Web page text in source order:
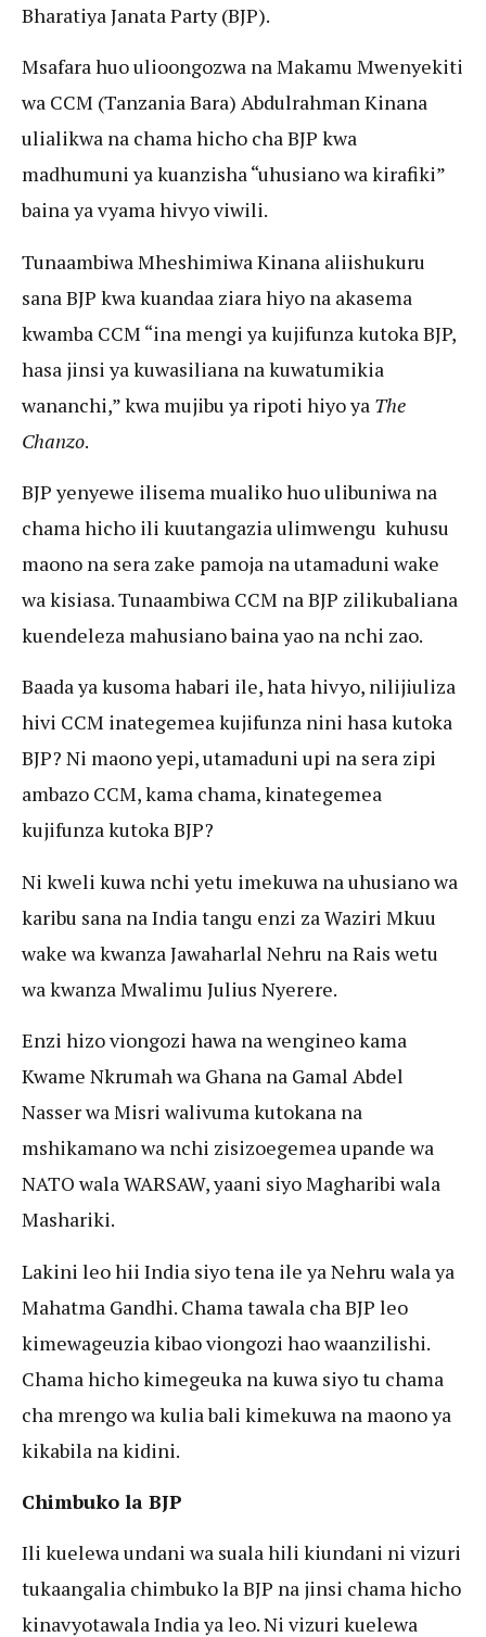
Bharatiya Janata Party (BJP).
Msafara huo ulioongozwa na Makamu Mwenyekiti
wa CCM (Tanzania Bara) Abdulrahman Kinana
ulialikwa na chama hicho cha BJP kwa
madhumuni ya kuanzisha “uhusiano wa kirafiki”
baina ya vyama hivyo viwili.
Tunaambiwa Mheshimiwa Kinana aliishukuru
sana BJP kwa kuandaa ziara hiyo na akasema
kwamba CCM “ina mengi ya kujifunza kutoka BJP,
hasa jinsi ya kuwasiliana na kuwatumikia
wananchi,” kwa mujibu ya ripoti hiyo ya The
Chanzo.
BJP yenyewe ilisema mualiko huo ulibuniwa na
chama hicho ili kuutangazia ulimwengu kuhusu
maono na sera zake pamoja na utamaduni wake
wa kisiasa. Tunaambiwa CCM na BJP zilikubaliana
kuendeleza mahusiano baina yao na nchi zao.
Baada ya kusoma habari ile, hata hivyo, nilijiuliza
hivi CCM inategemea kujifunza nini hasa kutoka
BJP? Ni maono yepi, utamaduni upi na sera zipi
ambazo CCM, kama chama, kinategemea
kujifunza kutoka BJP?
Ni kweli kuwa nchi yetu imekuwa na uhusiano wa
karibu sana na India tangu enzi za Waziri Mkuu
wake wa kwanza Jawaharlal Nehru na Rais wetu
wa kwanza Mwalimu Julius Nyerere.
Enzi hizo viongozi hawa na wengineo kama
Kwame Nkrumah wa Ghana na Gamal Abdel
Nasser wa Misri walivuma kutokana na
mshikamano wa nchi zisizoegemea upande wa
NATO wala WARSAW, yaani siyo Magharibi wala
Mashariki.
Lakini leo hii India siyo tena ile ya Nehru wala ya
Mahatma Gandhi. Chama tawala cha BJP leo
kimewageuzia kibao viongozi hao waanzilishi.
Chama hicho kimegeuka na kuwa siyo tu chama
cha mrengo wa kulia bali kimekuwa na maono ya
kikabila na kidini.
Chimbuko la BJP
Ili kuelewa undani wa suala hili kiundani ni vizuri
tukaangalia chimbuko la BJP na jinsi chama hicho
kinavyotawala India ya leo. Ni vizuri kuelewa